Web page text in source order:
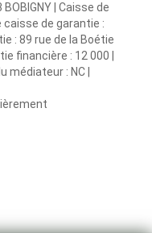
| Caisse de
caisse de garantie :
: 89 rue de la Boétie
financière : 12 000 |
médiateur : NC |